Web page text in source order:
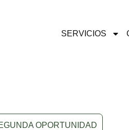
SERVICIOS
OPORTUNIDAD